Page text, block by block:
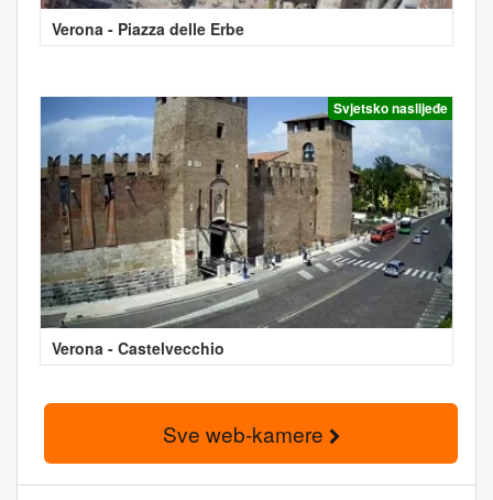
Verona - Piazza delle Erbe
Svjetsko naslijeđe
Verona - Castelvecchio
Sve web-kamere